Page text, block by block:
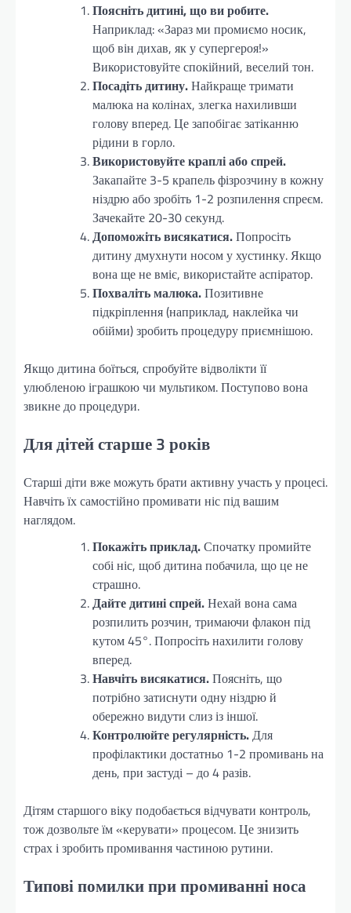
Поясніть дитині, що ви робите.
Наприклад: «Зараз ми промиємо носик,
щоб він дихав, як у супергероя!»
Використовуйте спокійний, веселий тон.
Посадіть дитину.Найкраще тримати
малюка на колінах, злегка нахиливши
голову вперед. Це запобігає затіканню
рідини в горло.
Використовуйте краплі або спрей.
Закапайте 3-5 крапель фізрозчину в кожну
ніздрю або зробіть 1-2 розпилення спреєм.
Зачекайте 20-30 секунд.
Допоможіть висякатися.Попросіть
дитину дмухнути носом у хустинку. Якщо
вона ще не вміє, використайте аспіратор.
Похваліть малюка.Позитивне
підкріплення (наприклад, наклейка чи
обійми) зробить процедуру приємнішою.
Якщо дитина боїться, спробуйте відволікти її
улюбленою іграшкою чи мультиком. Поступово вона
звикне до процедури.
Для дітей старше 3 років
Старші діти вже можуть брати активну участь у процесі.
Навчіть їх самостійно промивати ніс під вашим
наглядом.
Покажіть приклад.Спочатку промийте
собі ніс, щоб дитина побачила, що це не
страшно.
Дайте дитині спрей.Нехай вона сама
розпилить розчин, тримаючи флакон під
кутом 45°. Попросіть нахилити голову
вперед.
Навчіть висякатися.Поясніть, що
потрібно затиснути одну ніздрю й
обережно видути слиз із іншої.
Контролюйте регулярність.Для
профілактики достатньо 1-2 промивань на
день, при застуді – до 4 разів.
Дітям старшого віку подобається відчувати контроль,
тож дозвольте їм «керувати» процесом. Це знизить
страх і зробить промивання частиною рутини.
Типові помилки при промиванні носа